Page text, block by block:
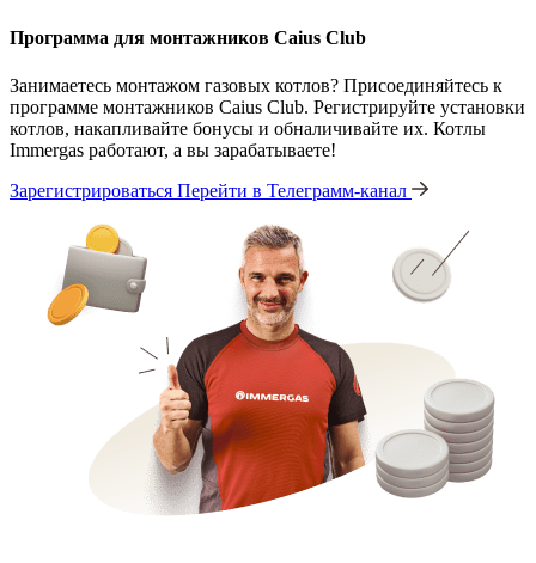
Программа для монтажников Caius Club
Занимаетесь монтажом газовых котлов? Присоединяйтесь к
программе монтажников Caius Club. Регистрируйте установки
котлов, накапливайте бонусы и обналичивайте их. Котлы
Immergas работают, а вы зарабатываете!
Зарегистрироваться Перейти в Телеграмм-канал